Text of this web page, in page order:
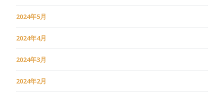
2024年5月
2024年4月
2024年3月
2024年2月